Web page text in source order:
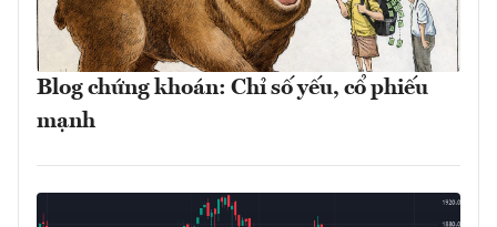
Blog chứng khoán: Chỉ số yếu, cổ phiếu
mạnh